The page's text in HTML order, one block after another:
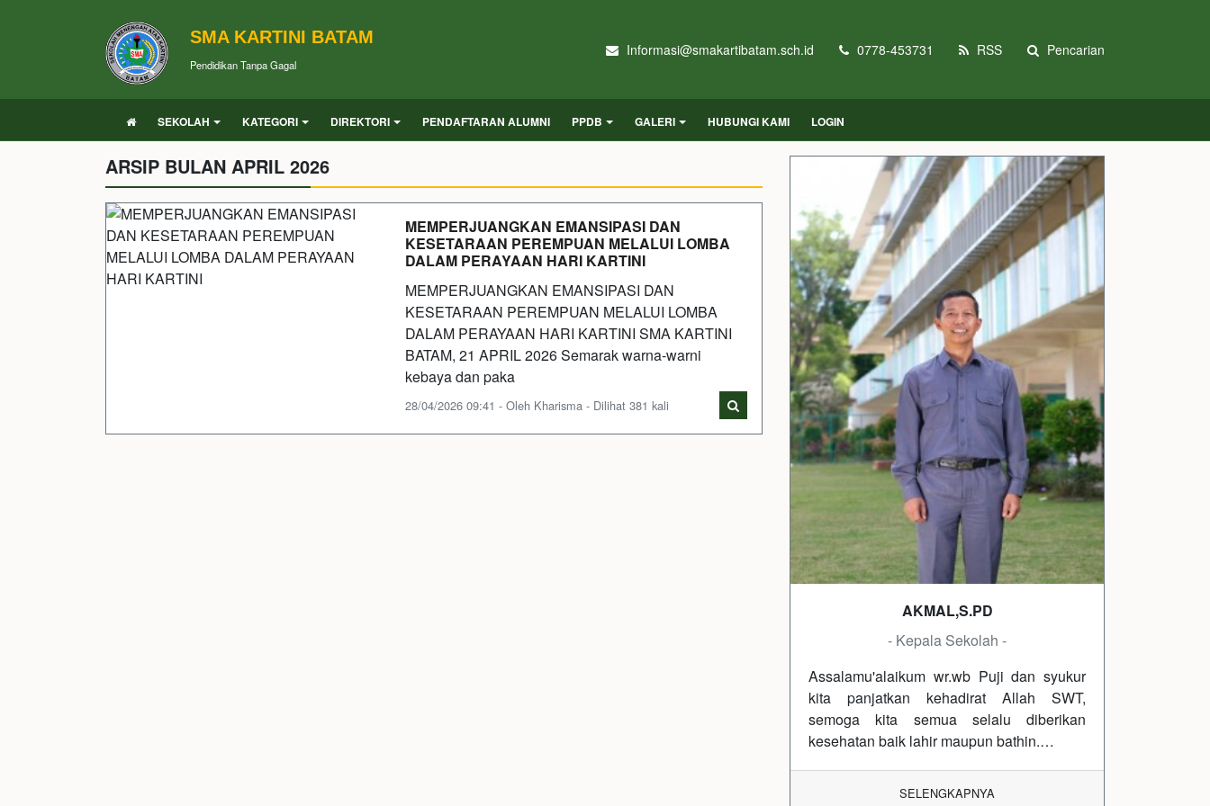
SMA KARTINI BATAM
Pendidikan Tanpa Gagal
Informasi@smakartibatam.sch.id 0778-453731 RSS Pencarian
SEKOLAH KATEGORI DIREKTORI PENDAFTARAN ALUMNI PPDB GALERI HUBUNGI KAMI LOGIN
ARSIP BULAN APRIL 2026
MEMPERJUANGKAN EMANSIPASI DAN
KESETARAAN PEREMPUAN MELALUI LOMBA
DALAM PERAYAAN HARI KARTINI
MEMPERJUANGKAN EMANSIPASI DAN
KESETARAAN PEREMPUAN MELALUI LOMBA
DALAM PERAYAAN HARI KARTINI SMA KARTINI
BATAM, 21 APRIL 2026 Semarak warna-warni
kebaya dan paka
28/04/2026 09:41 - Oleh Kharisma - Dilihat 381 kali
AKMAL,S.PD
- Kepala Sekolah -
Assalamu'alaikum wr.wb Puji dan syukur
kita panjatkan kehadirat Allah SWT,
semoga kita semua selalu diberikan
kesehatan baik lahir maupun bathin.…
SELENGKAPNYA